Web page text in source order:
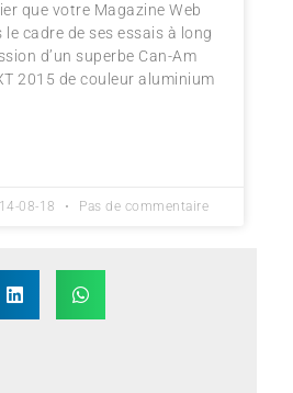
que votre Magazine Web
cadre de ses essais à long
d’un superbe Can-Am
2015 de couleur aluminium
08-18 Pas de commentaire